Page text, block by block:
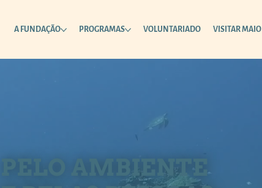
A FUNDAÇÃO PROGRAMAS VOLUNTARIADO VISITAR MAIO
PELO AMBIENTE